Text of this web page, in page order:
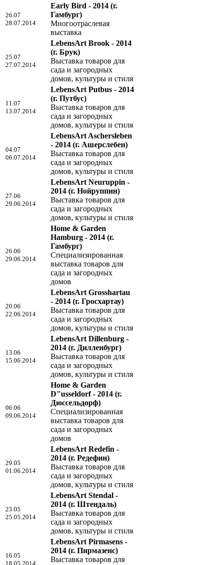
26.07
28.07.2014
Early Bird - 2014 (г.
Гамбург)
Многоотраслевая
выставка
25.07
27.07.2014
LebensArt Brook - 2014
(г. Брук)
Выставка товаров для
сада и загородных
домов, культуры и стиля
11.07
13.07.2014
LebensArt Putbus - 2014
(г. Путбус)
Выставка товаров для
сада и загородных
домов, культуры и стиля
04.07
06.07.2014
LebensArt Aschersleben
- 2014 (г. Ашерслебен)
Выставка товаров для
сада и загородных
домов, культуры и стиля
27.06
29.06.2014
LebensArt Neuruppin -
2014 (г. Нойруппин)
Выставка товаров для
сада и загородных
домов, культуры и стиля
26.06
29.06.2014
Home & Garden
Hamburg - 2014 (г.
Гамбург)
Специализированная
выставка товаров для
сада и загородных
домов
20.06
22.06.2014
LebensArt Grosshartau
- 2014 (г. Гросхартау)
Выставка товаров для
сада и загородных
домов, культуры и стиля
13.06
15.06.2014
LebensArt Dillenburg -
2014 (г. Дилленбург)
Выставка товаров для
сада и загородных
домов, культуры и стиля
06.06
09.06.2014
Home & Garden
D"usseldorf - 2014 (г.
Дюссельдорф)
Специализированная
выставка товаров для
сада и загородных
домов
29.05
01.06.2014
LebensArt Redefin -
2014 (г. Редефин)
Выставка товаров для
сада и загородных
домов, культуры и стиля
23.05
25.05.2014
LebensArt Stendal -
2014 (г. Штендаль)
Выставка товаров для
сада и загородных
домов, культуры и стиля
16.05
18.05.2014
LebensArt Pirmasens -
2014 (г. Пирмазенс)
Выставка товаров для